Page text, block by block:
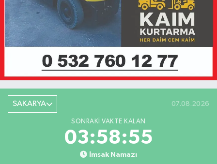
SAKARYA 07.08.2026
SONRAKI VAKTE KALAN
03:58:55
İmsak Namazı